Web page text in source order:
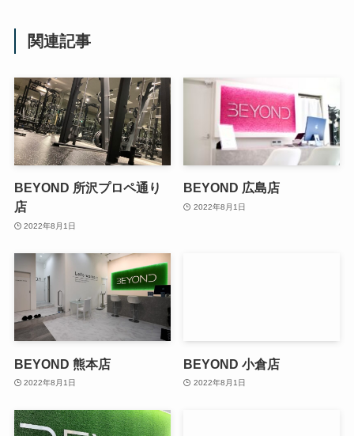
関連記事
BEYOND 所沢プロペ通り
店
2022年8月1日
BEYOND 広島店
2022年8月1日
BEYOND 熊本店
2022年8月1日
BEYOND 小倉店
2022年8月1日